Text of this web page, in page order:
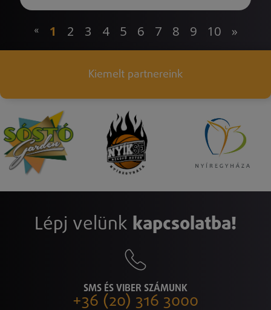
« 1 2 3 4 5 6 7 8 9 10 »
Kiemelt partnereink
Lépj velünk kapcsolatba!
SMS ÉS VIBER SZÁMUNK
+36 (20) 316 3000